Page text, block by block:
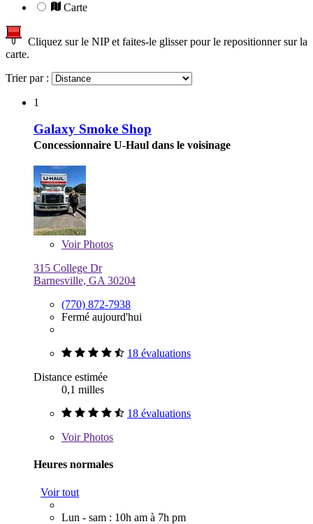
Carte
Cliquez sur le NIP et faites-le glisser pour le repositionner sur la
carte.
Trier par :
1
Galaxy Smoke Shop
Concessionnaire U-Haul dans le voisinage
VoirPhotos
315 College Dr
Barnesville, GA 30204
(770) 872-7938
Fermé aujourd'hui
18 évaluations
Distance estimée
0,1 milles
18 évaluations
VoirPhotos
Heures normales
Voir tout
Lun - sam : 10h am à 7h pm